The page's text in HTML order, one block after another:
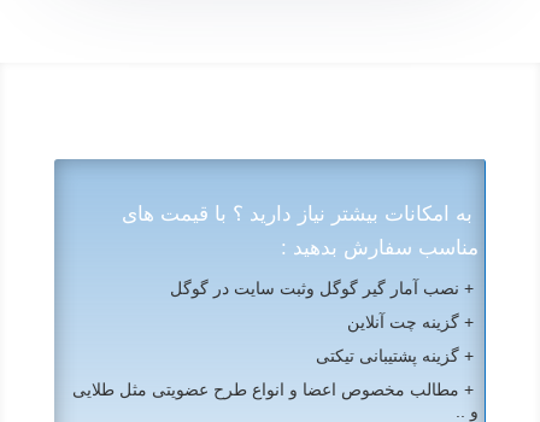
به امکانات بیشتر نیاز دارید ؟ با قیمت های
مناسب سفارش بدهید :
+ نصب آمار گیر گوگل وثبت سایت در گوگل
+ گزینه چت آنلاین
+ گزینه پشتیبانی تیکتی
+ مطالب مخصوص اعضا و انواع طرح عضویتی مثل طلایی
و ..